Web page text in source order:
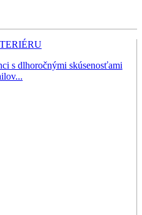
s dlhoročnými skúsenosťami